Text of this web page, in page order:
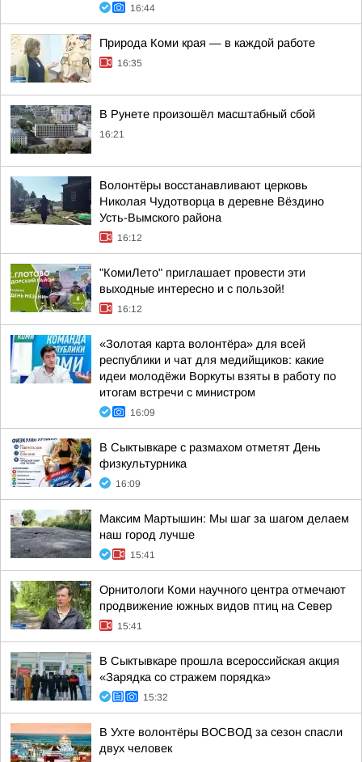
16:44
Природа Коми края — в каждой работе
16:35
В Рунете произошёл масштабный сбой
16:21
Волонтёры восстанавливают церковь
Николая Чудотворца в деревне Вёздино
Усть-Вымского района
16:12
"КомиЛето" приглашает провести эти
выходные интересно и с пользой!
16:12
«Золотая карта волонтёра» для всей
республики и чат для медийщиков: какие
идеи молодёжи Воркуты взяты в работу по
итогам встречи с министром
16:09
В Сыктывкаре с размахом отметят День
физкультурника
16:09
Максим Мартышин: Мы шаг за шагом делаем
наш город лучше
15:41
Орнитологи Коми научного центра отмечают
продвижение южных видов птиц на Север
15:41
В Сыктывкаре прошла всероссийская акция
«Зарядка со стражем порядка»
15:32
В Ухте волонтёры ВОСВОД за сезон спасли
двух человек